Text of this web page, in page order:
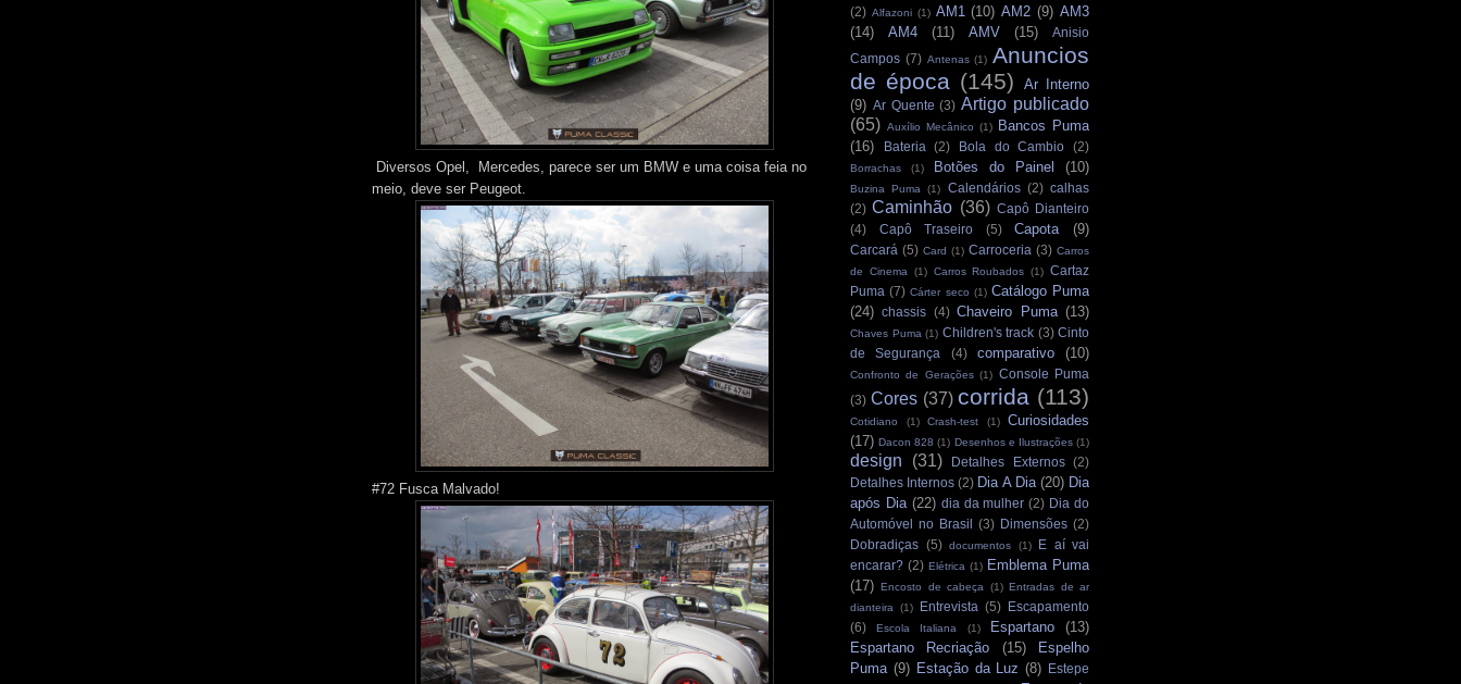
Diversos Opel, Mercedes, parece ser um BMW e uma coisa feia no
meio, deve ser Peugeot.
#72 Fusca Malvado!
(2) Alfazoni (1) AM1 (10) AM2 (9) AM3
(14)
AM4 (11) AMV (15)
Anisio
Campos (7) Antenas (1) Anuncios
de época (145)
Ar Interno
(9) Ar Quente (3) Artigo publicado
(65) Auxílio Mecânico (1)
Bancos Puma
(16)
Bateria (2) Bola do Cambio (2)
Borrachas (1) Botões do Painel (10)
Buzina Puma (1) Calendários (2) calhas
(2) Caminhão (36) Capô Dianteiro
(4)
Capô Traseiro (5) Capota (9)
Carcará (5) Card (1) Carroceria (3) Carros
de Cinema
(1) Carros Roubados (1) Cartaz
Puma (7) Cárter seco (1) Catálogo Puma
(24) chassis (4) Chaveiro Puma (13)
Chaves Puma (1) Children's track (3) Cinto
de Segurança
(4) comparativo (10)
Confronto de Gerações (1) Console Puma
(3) Cores (37) corrida (113)
Cotidiano (1) Crash-test (1)
Curiosidades
(17) Dacon 828 (1) Desenhos e Ilustrações (1)
design (31) Detalhes Externos (2)
Detalhes Internos (2) Dia A Dia (20) Dia
após Dia (22) dia da mulher (2) Dia do
Automóvel no Brasil (3) Dimensões (2)
Dobradiças (5) documentos (1)
E aí vai
encarar? (2) Elétrica (1) Emblema Puma
(17) Encosto de cabeça (1) Entradas de ar
dianteira
(1) Entrevista (5) Escapamento
(6)
Escola Italiana (1) Espartano
(13)
Espartano Recriação
(15)
Espelho
Puma (9) Estação da Luz (8) Estepe